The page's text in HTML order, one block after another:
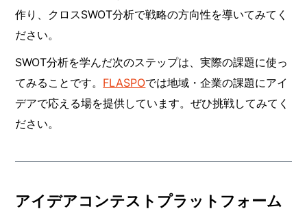
作り、クロスSWOT分析で戦略の方向性を導いてみてく
ださい。
SWOT分析を学んだ次のステップは、実際の課題に使っ
てみることです。 FLASPOでは地域・企業の課題にアイ
デアで応える場を提供しています。ぜひ挑戦してみてく
ださい。
アイデアコンテストプラットフォーム